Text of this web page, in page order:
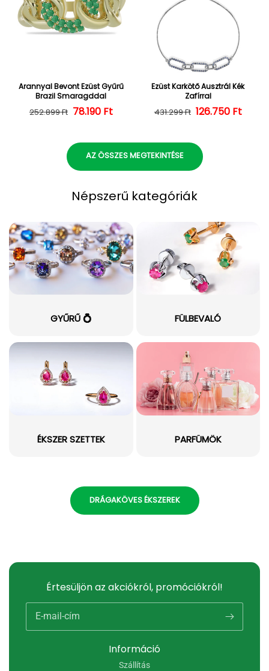
Arannyal Bevont Ezüst Gyűrű
Brazil Smaragddal
Normál ár
252.899 Ft Kedvezményes ár
78.190 Ft
Ezüst Karkötő Ausztrál Kék
Zafírral
Normál ár
431.299 Ft 126.750 Ft
AZ ÖSSZES MEGTEKINTÉSE
Népszerű kategóriák
GYŰRŰ 💍 FÜLBEVALÓ
ÉKSZER SZETTEK PARFÜMÖK
DRÁGAKÖVES ÉKSZEREK
Információ
Szállítás
Értesüljön az akciókról, promóciókról!
E-mail-cím